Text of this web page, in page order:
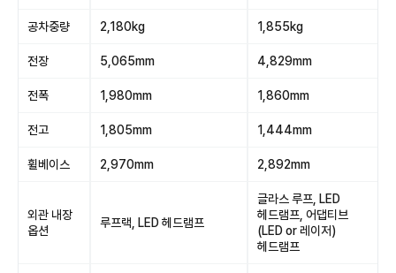
공차중량 2,180kg 1,855kg
전장 5,065mm 4,829mm
전폭 1,980mm 1,860mm
전고 1,805mm 1,444mm
휠베이스 2,970mm 2,892mm
외관 내장
옵션
루프랙, LED 헤드램프
글라스 루프, LED
헤드램프, 어댑티브
(LED or 레이저)
헤드램프